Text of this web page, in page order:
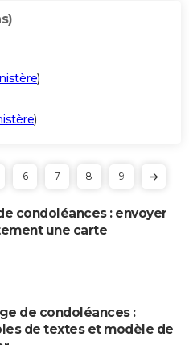
)
)
6 7 8 9
condoléances : envoyer
une carte
de condoléances :
de textes et modèle de